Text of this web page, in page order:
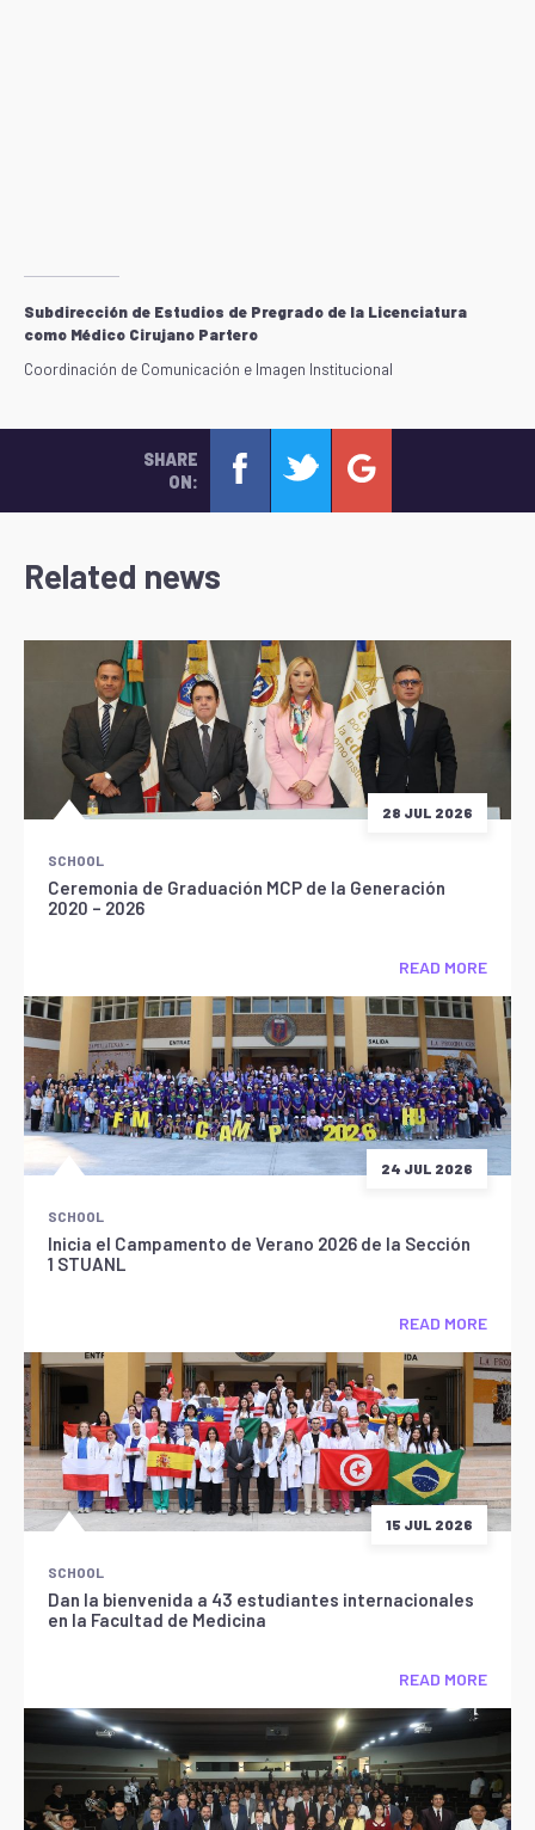
Subdirección de Estudios de Pregrado de la Licenciatura
como Médico Cirujano Partero
Coordinación de Comunicación e Imagen Institucional
SHARE
ON:
Related news
28 JUL 2026
SCHOOL
Ceremonia de Graduación MCP de la Generación
2020 – 2026
READ MORE
24 JUL 2026
SCHOOL
Inicia el Campamento de Verano 2026 de la Sección
1 STUANL
READ MORE
15 JUL 2026
SCHOOL
Dan la bienvenida a 43 estudiantes internacionales
en la Facultad de Medicina
READ MORE